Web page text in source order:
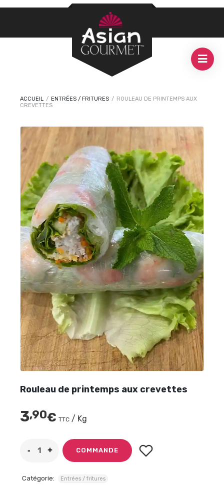
ACCUEIL / ENTRÉES / FRITURES / ROULEAU DE PRINTEMPS AUX
CREVETTES
Rouleau de printemps aux crevettes
3,90€ TTC / Kg
COMMANDE
Catégorie: Entrées / fritures